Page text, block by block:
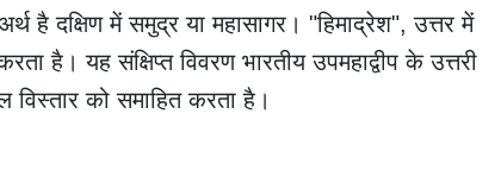
है दक्षिण में समुद्र या महासागर। "हिमाद्रेश", उत्तर में
है। यह संक्षिप्त विवरण भारतीय उपमहाद्वीप के उत्तरी
को समाहित करता है।